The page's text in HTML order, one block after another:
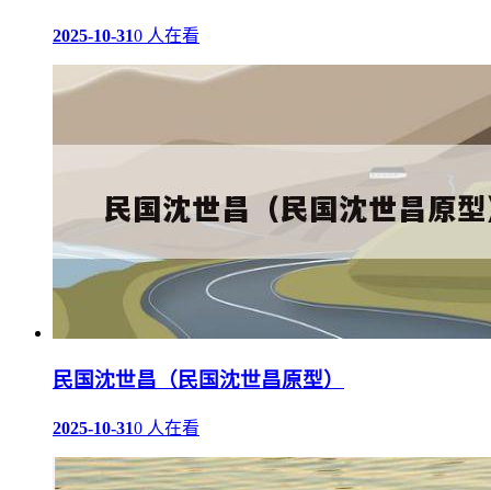
2025-10-310 人在看
民国沈世昌（民国沈世昌原型）
2025-10-310 人在看